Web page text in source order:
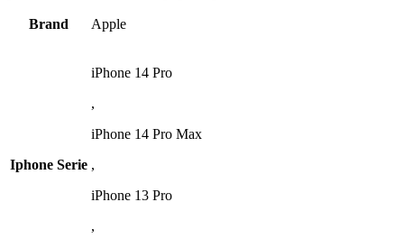
Brand Apple
Iphone Serie
iPhone 14 Pro
,
iPhone 14 Pro Max
,
iPhone 13 Pro
,